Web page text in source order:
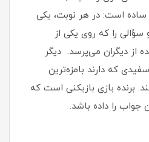
است: در هر نوبت، یکی
سؤالی را که روی یکی از
از دیگران می‌پرسد. دیگر
سفیدی که دارند بامزه‌ترین
برنده بازی بازیکنی است که
جواب را داده باشد.